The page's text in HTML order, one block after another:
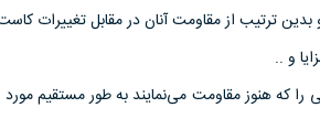
بدین ترتیب از مقاومت آنان در مقابل تغییرات
که هنوز مقاومت می‌نمایند به طور مستقیم مورد